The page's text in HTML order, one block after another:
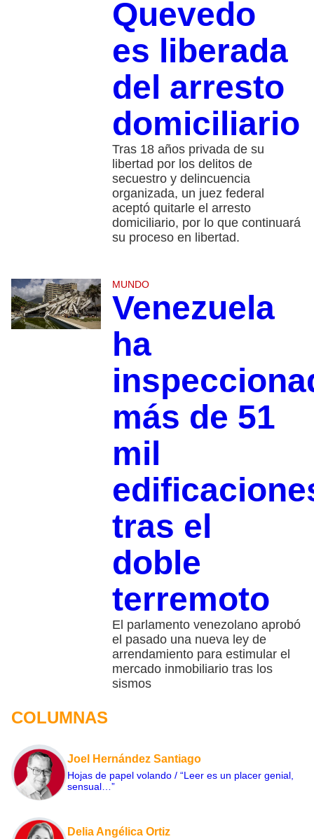
Quevedo
es liberada
del arresto
domiciliario
Tras 18 años privada de su
libertad por los delitos de
secuestro y delincuencia
organizada, un juez federal
aceptó quitarle el arresto
domiciliario, por lo que continuará
su proceso en libertad.
MUNDO
Venezuela
ha
más de 51
mil
tras el
doble
terremoto
El parlamento venezolano aprobó
el pasado una nueva ley de
arrendamiento para estimular el
mercado inmobiliario tras los
sismos
COLUMNAS
Joel Hernández Santiago
Hojas de papel volando / “Leer es un placer genial,
sensual…”
Delia Angélica Ortiz